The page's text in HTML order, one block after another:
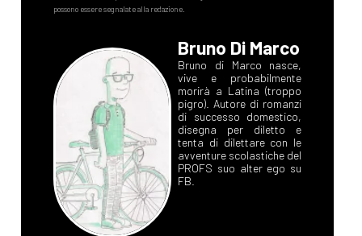
dec' fugghij 'nan comp'n na'
Di Marco
Novembre 2016
[08] [Detti&Proverbi] L'oro
bon no ciàpa macia,
illustrazione di Bruno Di
Bruno Di Marco
Bruno di Marco nasce,
vive e probabilmente
morirà a Latina (troppo
pigro). Autore di romanzi
di successo domestico,
disegna per diletto e
tenta di dilettare con le
avventure scolastiche del
PROFS suo alter ego su
FB.